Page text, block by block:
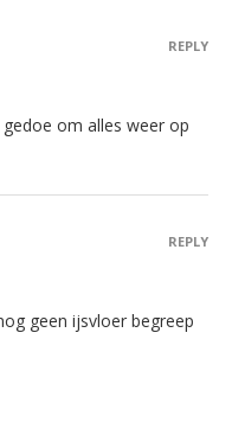
om alles weer op
REPLY
geen ijsvloer begreep
REPLY